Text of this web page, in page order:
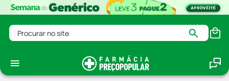
Procurar no site